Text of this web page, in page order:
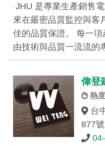
JHU 是專業生產銷售
來在嚴密品質監控與客
佳的品質保證。 每一
由技術與品質一流流
偉登
熱
台
877號